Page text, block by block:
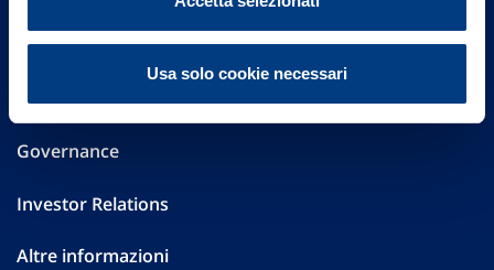
Usa solo cookie necessari
Part. IVA 01329510158
FAQ
Governance
Investor Relations
Altre informazioni